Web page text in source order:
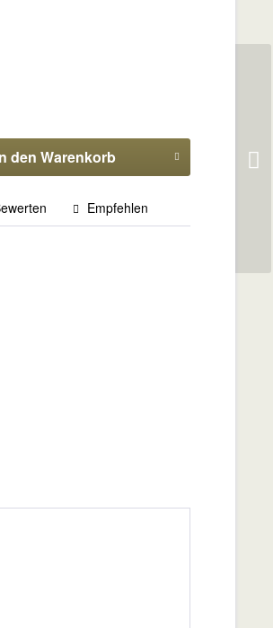
den Warenkorb
Empfehlen